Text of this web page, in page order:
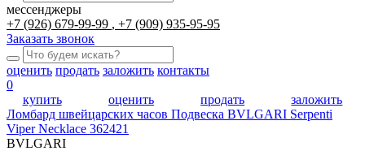
мессенджеры
+7 (926) 679-99-99
+7 (909) 935-95-95
Заказать звонок
оценить продать заложить контакты
0
купить
оценить продать
заложить
Ломбард швейцарских часов Подвеска BVLGARI Serpenti
Viper Necklace 362421
BVLGARI